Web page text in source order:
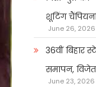
शूटिंग
June 26, 2026
36वीं बिहार
समापन,
June 23, 2026